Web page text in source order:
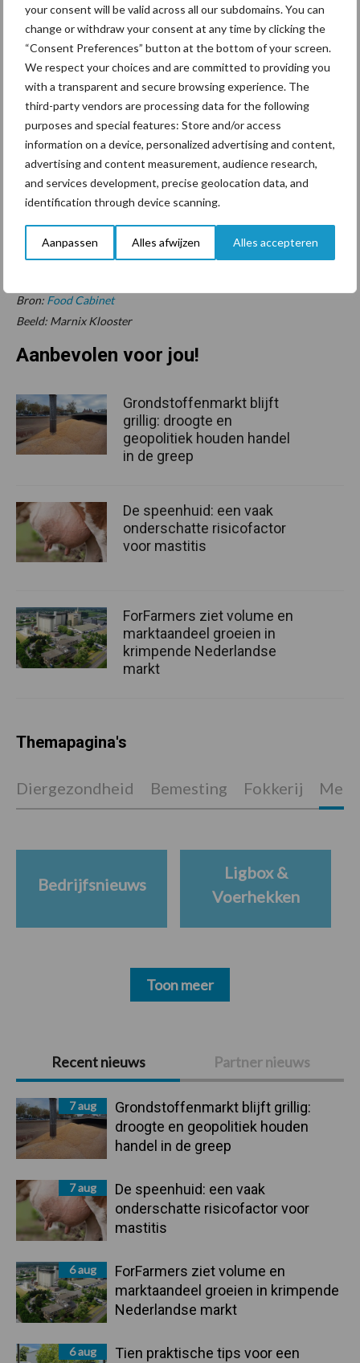
your consent will be valid across all our subdomains. You can
change or withdraw your consent at any time by clicking the
“Consent Preferences” button at the bottom of your screen.
We respect your choices and are committed to providing you
with a transparent and secure browsing experience. The
third-party vendors are processing data for the following
purposes and special features: Store and/or access
information on a device, personalized advertising and content,
advertising and content measurement, audience research,
and services development, precise geolocation data, and
identification through device scanning.
Aanpassen Alles afwijzen Alles accepteren
We waren daar al wel actief in, maar mijn schoonvader bracht de
kaas nog rond. Dat maakte het lastig om op te schalen. Met deze
samenwerking kunnen we nu de benodigde stappen in
professionaliteit, marketing, bestelsysteem en distributie
zetten.”
Bron: Food Cabinet
Beeld: Marnix Klooster
Primaire
Sidebar
Recent nieuws Partner nieuws
7 aug
Grondstoffenmarkt blijft grillig:
droogte en geopolitiek houden
handel in de greep
7 aug
De speenhuid: een vaak
onderschatte risicofactor voor
mastitis
6 aug
ForFarmers ziet volume en
marktaandeel groeien in krimpende
Nederlandse markt
6 aug
Tien praktische tips voor een
Aanbevolen voor jou!
Grondstoffenmarkt blijft
grillig: droogte en
geopolitiek houden handel
in de greep
De speenhuid: een vaak
onderschatte risicofactor
voor mastitis
ForFarmers ziet volume en
marktaandeel groeien in
krimpende Nederlandse
markt
Themapagina's
Diergezondheid Bemesting Fokkerij
Bedrijfsnieuws
Ligbox &
Voerhekken
Toon meer